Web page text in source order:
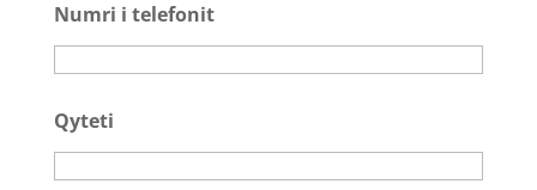
Numri i telefonit
Qyteti